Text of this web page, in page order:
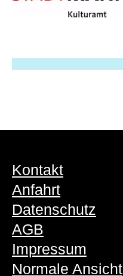
Kontakt
Anfahrt
Datenschutz
AGB
Impressum
Normale Ansicht